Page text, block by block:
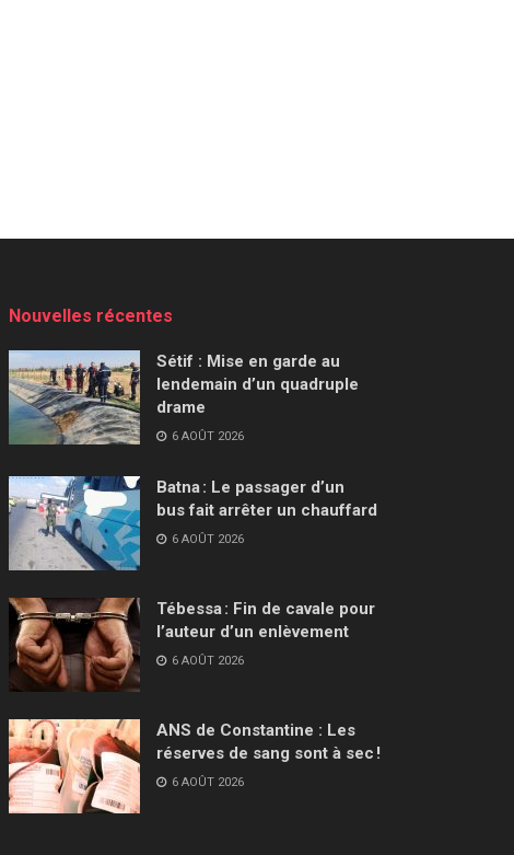
Nouvelles récentes
Sétif : Mise en garde au
lendemain d’un quadruple
drame
6 AOÛT 2026
Batna : Le passager d’un
bus fait arrêter un chauffard
6 AOÛT 2026
Tébessa : Fin de cavale pour
l’auteur d’un enlèvement
6 AOÛT 2026
ANS de Constantine : Les
réserves de sang sont à sec !
6 AOÛT 2026